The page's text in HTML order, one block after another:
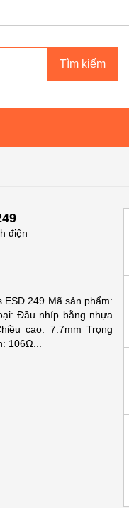
điện
249 Mã sản phẩm:
Đầu nhíp bằng nhựa
cao: 7.7mm Trọng
106Ω...